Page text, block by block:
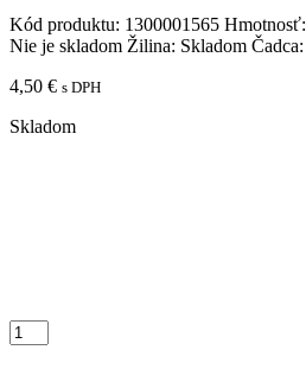
Kód produktu: 1300001565 Hmotnosť:
Nie je skladom Žilina: Skladom Čadca:
4,50 € s DPH
Skladom